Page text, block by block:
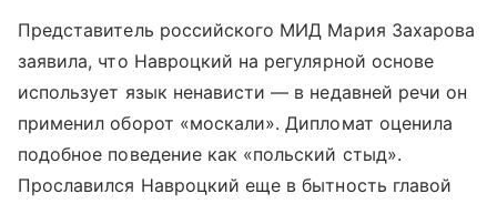
Представитель российского МИД Мария Захарова
заявила, что Навроцкий на регулярной основе
использует язык ненависти — в недавней речи он
применил оборот «москали». Дипломат оценила
подобное поведение как «польский стыд».
Прославился Навроцкий еще в бытность главой